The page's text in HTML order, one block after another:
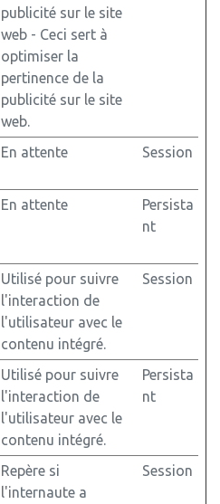
publicité sur le site
web - Ceci sert à
optimiser la
pertinence de la
publicité sur le site
web.
En attente Session
En attente
Persista
nt
Utilisé pour suivre
l'interaction de
l'utilisateur avec le
contenu intégré.
Session
Utilisé pour suivre
l'interaction de
l'utilisateur avec le
contenu intégré.
Persista
nt
Repère si
l'internaute a
Session